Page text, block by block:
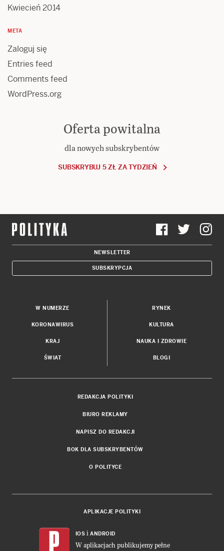
Kwiecień 2014
META
Zaloguj się
Entries feed
Comments feed
WordPress.org
Oferta powitalna
dla nowych subskrybentów
SUBSKRYBUJ 5 ZŁ ZA TYDZIEŃ
NEWSLETTER
SUBSKRYPCJA
W NUMERZE
KORONAWIRUS
KRAJ
ŚWIAT
RYNEK
KULTURA
NAUKA I ZDROWIE
BLOGI
REDAKCJA POLITYKI
BIURO REKLAMY
NAPISZ DO REDAKCJI
BOK DLA SUBSKRYBENTÓW
O POLITYCE
APLIKACJE POLITYKI
IOS i ANDROID
W aplikacjach publikujemy pełne